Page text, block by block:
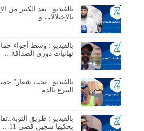
بالفيديو : بعد الكثير من
بالإختلالات و…
بالفيديو : وسط أجواء
نهائيات دوري الصداقة…
بالفيديو : تحت شعار”
التبرع بالدم…
بالفيديو : طريق
يحكيها سجين قضى 11…